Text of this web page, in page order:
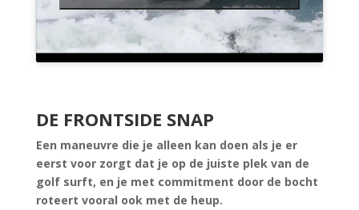
DE FRONTSIDE SNAP
Een maneuvre die je alleen kan doen als je er
eerst voor zorgt dat je op de juiste plek van de
golf surft, en je met commitment door de bocht
roteert vooral ook met de heup.